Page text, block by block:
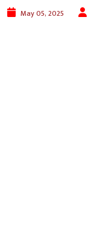
May 05, 2025